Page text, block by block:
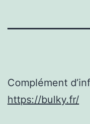
Complément
https://bulky.fr/